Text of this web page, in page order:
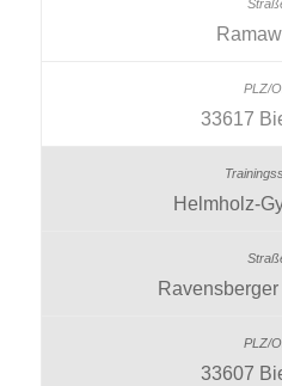
33617
Helmholz-
33607